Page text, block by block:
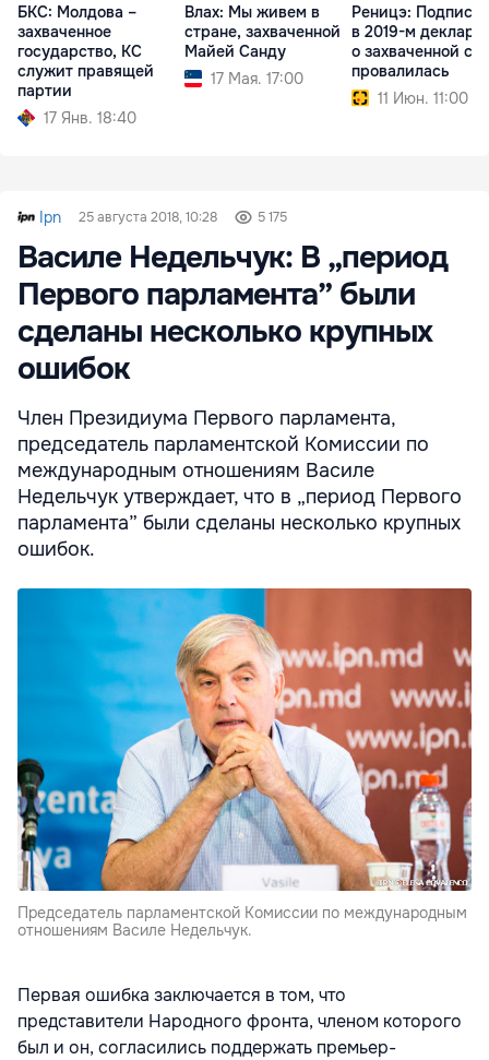
БКС: Молдова –
захваченное
государство, КС
служит правящей
партии
17 Янв. 18:40
Влах: Мы живем в
стране, захваченной
Майей Санду
17 Мая. 17:00
Реницэ:
в 2019-м
о захваченной
провалилась
11 Июн. 11:00
Ipn 25 августа 2018, 10:28 5 175
Василе Недельчук: В „период
Первого парламента” были
сделаны несколько крупных
ошибок
Член Президиума Первого парламента,
председатель парламентской Комиссии по
международным отношениям Василе
Недельчук утверждает, что в „период Первого
парламента” были сделаны несколько крупных
ошибок.
Председатель парламентской Комиссии по международным
отношениям Василе Недельчук.
Первая ошибка заключается в том, что
представители Народного фронта, членом которого
был и он, согласились поддержать премьер-